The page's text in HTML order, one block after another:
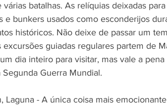
batalhas. As relíquias deixadas
e bunkers usados como esconderijos
históricos. Não deixe de passar um
guiadas regulares partem de
dia inteiro para visitar, mas vale a
Guerra Mundial.
Laguna - A única coisa mais